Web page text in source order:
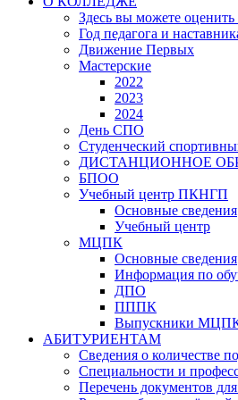
Здесь вы можете
Год педагога и
Движение Первых
Мастерские
2022
2023
2024
День СПО
Студенческий
ДИСТАНЦИОННОЕ
БПОО
Учебный центр ПКНГП
Основные сведения
Учебный центр
МЦПК
Основные сведения
Информация по
ДПО
ПППК
Выпускники
АБИТУРИЕНТАМ
Сведения о количестве
Специальности и
Перечень документов